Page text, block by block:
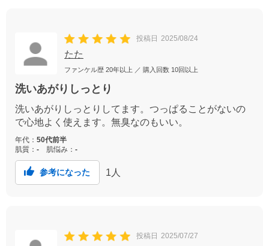
投稿日 2025/08/24
たた
ファンケル歴 20年以上 ／ 購入回数 10回以上
洗いあがりしっとり
洗いあがりしっとりしてます。つっぱることがないの
で心地よく使えます。無臭なのもいい。
年代： 50代前半
肌質： - 肌悩み： -
参考になった 1 人
投稿日 2025/07/27